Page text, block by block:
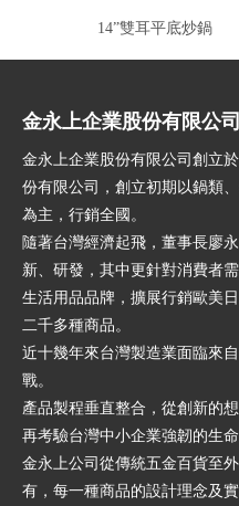
14”雙耳平底炒鍋
金永上企業股份有限公司
金永上企業股份有限公司創立
份有限公司，創立初期以鍋類
為主，行銷全國。
隨著台灣經濟起飛，董事長廖
新、研發，其中更針對消費者
生活用品品牌，擴展行銷歐美
二千多種商品。
近十幾年來台灣製造業面臨來
戰。
產品製程垂直整合，從創新的
再考驗台灣中小企業強韌的生命
金永上公司從傳統五金百貨至
有，每一種商品的設計理念及